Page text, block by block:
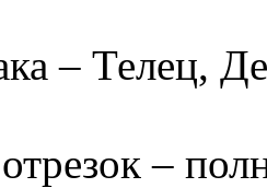
– Телец,
–